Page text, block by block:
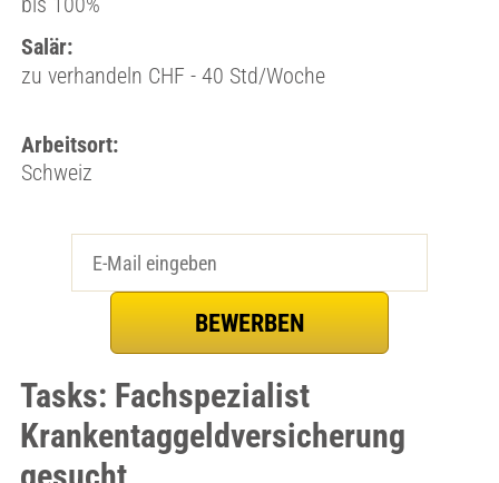
Salär:
zu verhandeln CHF - 40 Std/Woche
Arbeitsort:
Schweiz
Tasks: Fachspezialist
Krankentaggeldversicherung